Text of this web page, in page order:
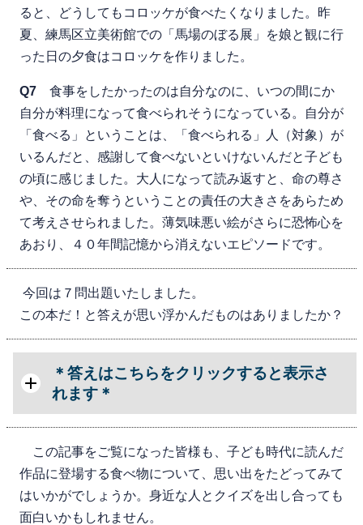
ると、どうしてもコロッケが食べたくなりました。昨
夏、練馬区立美術館での「馬場のぼる展」を娘と観に行
った日の夕食はコロッケを作りました。
Q7 食事をしたかったのは自分なのに、いつの間にか
自分が料理になって食べられそうになっている。自分が
「食べる」ということは、「食べられる」人（対象）が
いるんだと、感謝して食べないといけないんだと子ども
の頃に感じました。大人になって読み返すと、命の尊さ
や、その命を奪うということの責任の大きさをあらため
て考えさせられました。薄気味悪い絵がさらに恐怖心を
あおり、４０年間記憶から消えないエピソードです。
今回は７問出題いたしました。
この本だ！と答えが思い浮かんだものはありましたか？
＊答えはこちらをクリックすると表示さ
れます＊
この記事をご覧になった皆様も、子ども時代に読んだ
作品に登場する食べ物について、思い出をたどってみて
はいかがでしょうか。身近な人とクイズを出し合っても
面白いかもしれません。